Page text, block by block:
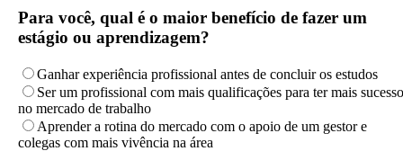
Para você, qual é o maior benefício de fazer um
estágio ou aprendizagem?
Ganhar experiência profissional antes de concluir os estudos
Ser um profissional com mais qualificações para ter mais sucesso
no mercado de trabalho
Aprender a rotina do mercado com o apoio de um gestor e
colegas com mais vivência na área